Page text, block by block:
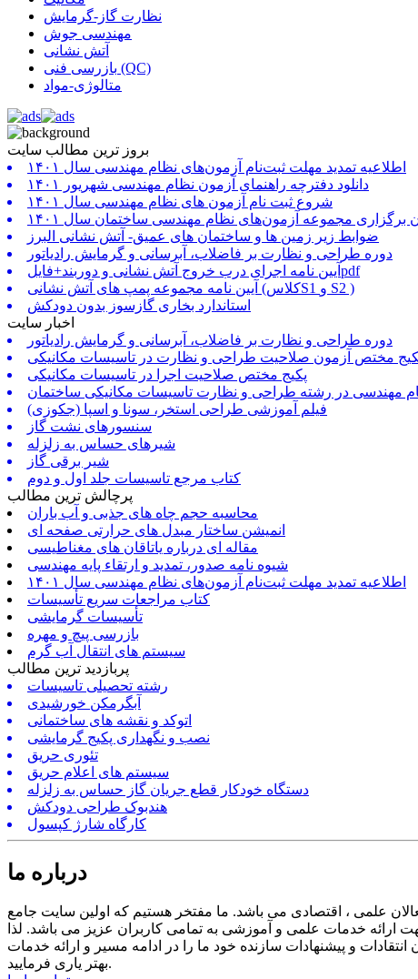
نظارت گاز-گرمایش
مهندسی جوش
آتش نشانی
بازرسی فنی (QC)
متالوژی-مواد
بروز ترین مطالب سایت
اطلاعیه تمدید مهلت ثبت‌نام آزمون‌های نظام مهندسی سال ۱۴۰۱
دانلود دفترچه راهنمای آزمون نظام مهندسی شهریور ۱۴۰۱
شروع ثبت نام آزمون های نظام مهندسی سال ۱۴۰۱
برگزاری مجموعه آزمون‌های نظام مهندسی ساختمان سال ۱۴۰۱
ضوابط زیر زمین ها و ساختمان های عمیق- آتش نشانی البرز
دوره طراحی و نظارت بر فاضلاب، آبرسانی و گرمایش رادیاتور
آیین نامه اجرای درب خروج آتش نشانی و دوربند+فایلpdf
آیین نامه مجموعه پمپ های آتش نشانی (کلاسS1 و S2 )
استاندارد بخاری گازسوز بدون دودکش
اخبار سایت
دوره طراحی و نظارت بر فاضلاب، آبرسانی و گرمایش رادیاتور
مختص آزمون صلاحیت طراحی و نظارت در تاسیسات مکانیکی
پکیج مختص صلاحیت اجرا در تاسیسات مکانیکی
مهندسی در رشته طراحی و نظارت تاسیسات مکانیکی ساختمان
فیلم آموزشی طراحی استخر، سونا و اسپا (جکوزی)
سنسورهای نشت گاز
شیرهای حساس به زلزله
شیر برقی گاز
کتاب مرجع تاسیسات جلد اول و دوم
پرچالش ترین مطالب
محاسبه حجم چاه های جذبی و آب باران
انمیشن ساختار مبدل های حرارتی صفحه ای
مقاله ای درباره یاتاقان های مغناطیسی
شیوه نامه صدور، تمدید و ارتقاء پایه مهندسی
اطلاعیه تمدید مهلت ثبت‌نام آزمون‌های نظام مهندسی سال ۱۴۰۱
کتاب مراجعات سریع تأسیسات
تأسیسات گرمایشی
بازرسی پیچ و مهره
سیستم های انتقال آب گرم
پربازدید ترین مطالب
رشته تحصیلی تاسیسات
آبگرمکن خورشیدی
اتوکد و نقشه های ساختمانی
نصب و نگهداری پکیج گرمایشی
تئوری حریق
سیستم های اعلام حریق
دستگاه خودکار قطع جریان گاز حساس به زلزله
هندبوک طراحی دودکش
کارگاه شارژ کپسول
درباره ما
علمی ، اقتصادی می باشد. ما مفتخر هستیم که اولین سایت جامع
خدمات علمی و آموزشی به تمامی کاربران عزیز می باشد. لذا
و پیشنهادات سازنده خود ما را در ادامه مسیر و ارائه خدمات
بهتر یاری فرمایید.